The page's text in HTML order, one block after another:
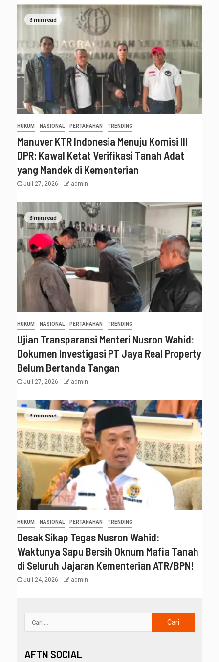
3 min read
HUKUM NASIONAL PERTANAHAN TRENDING
Manuver KTR Indonesia Menuju Komisi III
DPR: Kawal Ketat Verifikasi Tanah Adat
yang Mandek di Kementerian
Juli 27, 2026 admin
3 min read
HUKUM NASIONAL PERTANAHAN TRENDING
Ujian Transparansi Menteri Nusron Wahid:
Dokumen Investigasi PT Jaya Real Property
Belum Bertanda Tangan
Juli 27, 2026 admin
3 min read
HUKUM NASIONAL PERTANAHAN TRENDING
Desak Sikap Tegas Nusron Wahid:
Waktunya Sapu Bersih Oknum Mafia Tanah
di Seluruh Jajaran Kementerian ATR/BPN!
Juli 24, 2026 admin
AFTN SOCIAL